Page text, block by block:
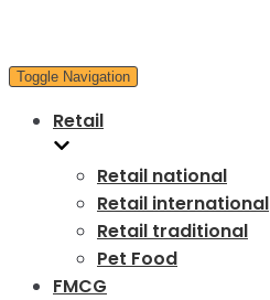
Toggle Navigation
Retail
Retail national
Retail international
Retail traditional
Pet Food
FMCG